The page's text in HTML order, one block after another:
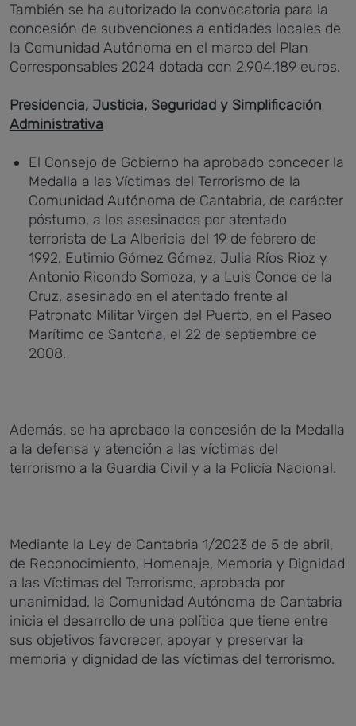
También se ha autorizado la convocatoria para la
concesión de subvenciones a entidades locales de
la Comunidad Autónoma en el marco del Plan
Corresponsables 2024 dotada con 2.904.189 euros.
Presidencia, Justicia, Seguridad y Simplificación
Administrativa
El Consejo de Gobierno ha aprobado conceder la
Medalla a las Víctimas del Terrorismo de la
Comunidad Autónoma de Cantabria, de carácter
póstumo, a los asesinados por atentado
terrorista de La Albericia del 19 de febrero de
1992, Eutimio Gómez Gómez, Julia Ríos Rioz y
Antonio Ricondo Somoza, y a Luis Conde de la
Cruz, asesinado en el atentado frente al
Patronato Militar Virgen del Puerto, en el Paseo
Marítimo de Santoña, el 22 de septiembre de
2008.
Además, se ha aprobado la concesión de la Medalla
a la defensa y atención a las víctimas del
terrorismo a la Guardia Civil y a la Policía Nacional.
Mediante la Ley de Cantabria 1/2023 de 5 de abril,
de Reconocimiento, Homenaje, Memoria y Dignidad
a las Víctimas del Terrorismo, aprobada por
unanimidad, la Comunidad Autónoma de Cantabria
inicia el desarrollo de una política que tiene entre
sus objetivos favorecer, apoyar y preservar la
memoria y dignidad de las víctimas del terrorismo.